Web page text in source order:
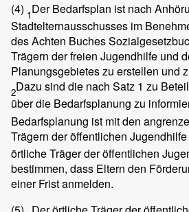
(4) 1Der Bedarfsplan ist nach
Stadtelternausschusses im
des Achten Buches
Trägern der freien Jugendhilfe und
Planungsgebietes zu erstellen und
2Dazu sind die nach Satz 1 zu
über die Bedarfsplanung zu
Bedarfsplanung ist mit den
Trägern der öffentlichen
örtliche Träger der öffentlichen
bestimmen, dass Eltern den
einer Frist anmelden.